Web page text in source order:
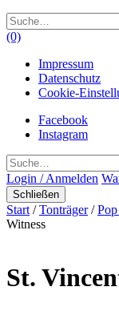
Suche
(0)
Impressum
Datenschutz
Cookie-
Facebook
Instagram
Suche
Login / Anmelden
Schließen
Start /Tonträger/
Witness
St.